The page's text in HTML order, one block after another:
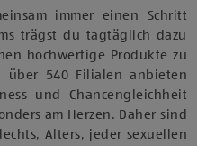
immer einen Schritt
trägst du tagtäglich dazu
hochwertige Produkte zu
über 540 Filialen anbieten
und Chancengleichheit
am Herzen. Daher sind
Alters, jeder sexuellen